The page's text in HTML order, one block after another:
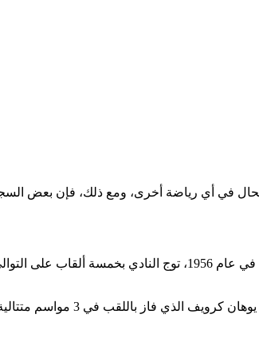
في أي رياضة أخرى، ومع ذلك، فإن بعض
يملك ريال مدريد رقماً قياسياً في عدد مرات التتويج بلقب دوري أبطال أوروبا بـ13